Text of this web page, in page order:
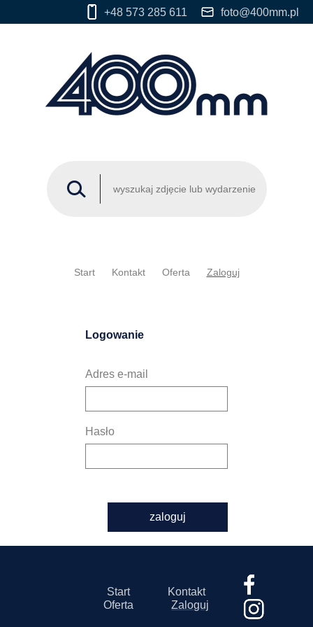
+48 573 285 611 foto@400mm.pl
Start Kontakt Oferta Zaloguj
Logowanie
Adres e-mail
Hasło
zaloguj
Start
Kontakt
Oferta
Zaloguj